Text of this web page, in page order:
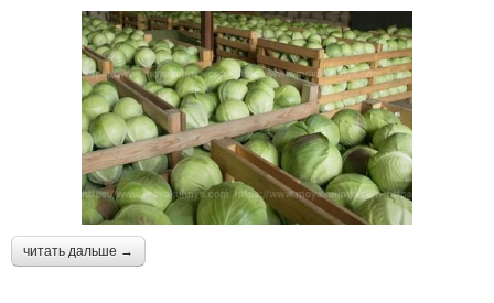
читать дальше →